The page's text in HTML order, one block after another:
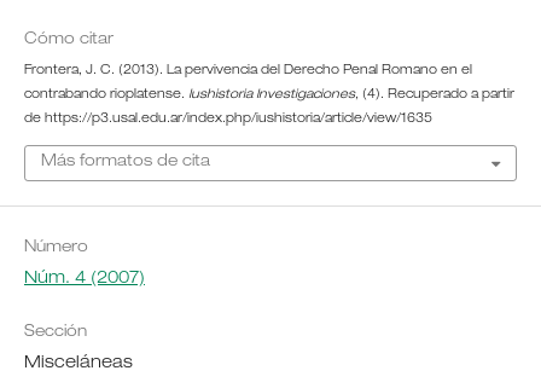
Cómo citar
Frontera, J. C. (2013). La pervivencia del Derecho Penal Romano en el
contrabando rioplatense. Iushistoria Investigaciones, (4). Recuperado a partir
de https://p3.usal.edu.ar/index.php/iushistoria/article/view/1635
Más formatos de cita
Número
Núm. 4 (2007)
Sección
Misceláneas